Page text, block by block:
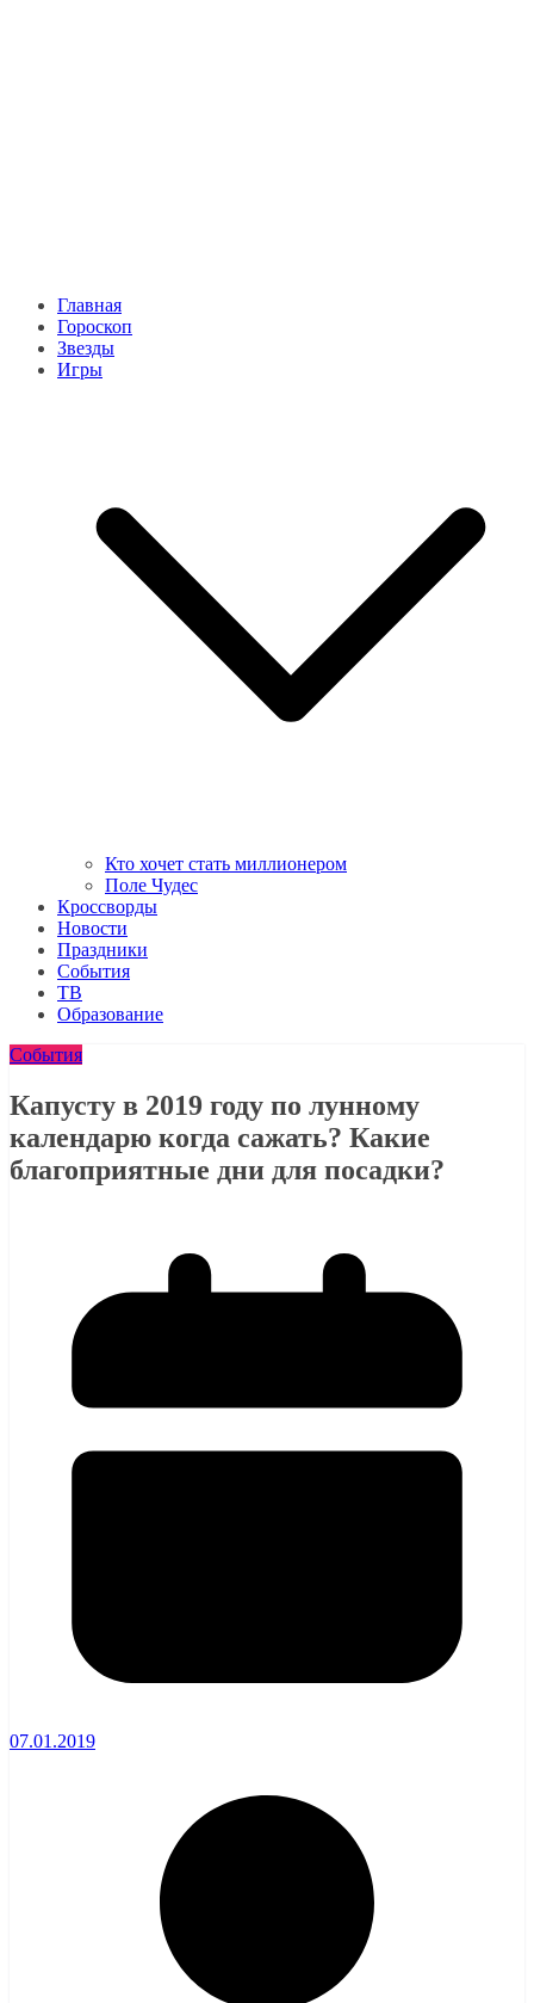
Главная
Гороскоп
Звезды
Игры
Кто хочет стать миллионером
Поле Чудес
Кроссворды
Новости
Праздники
События
ТВ
Образование
События
Капусту в 2019 году по лунному
календарю когда сажать? Какие
благоприятные дни для посадки?
07.01.2019